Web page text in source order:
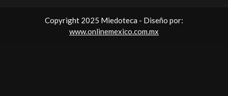
Copyright 2025 Miedoteca - Diseño por:
www.onlinemexico.com.mx